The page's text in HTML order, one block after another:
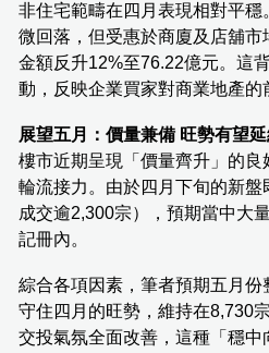
非住宅範疇在四月表現相對平
微回落，但受惠於商廈及店舖
金額反升12%至76.22億元。這
動，反映企業買家對商業地產的
展望五月：價量兼備 旺勢有望
樓市近期呈現「價量齊升」的
輪流接力。由於四月下旬的新盤
成交逾2,300宗），預期當中大
記冊內。
綜合各項因素，筆者預期五月份
守住四月的旺勢，維持在8,730
交投氣氛全面改善，這種「穩